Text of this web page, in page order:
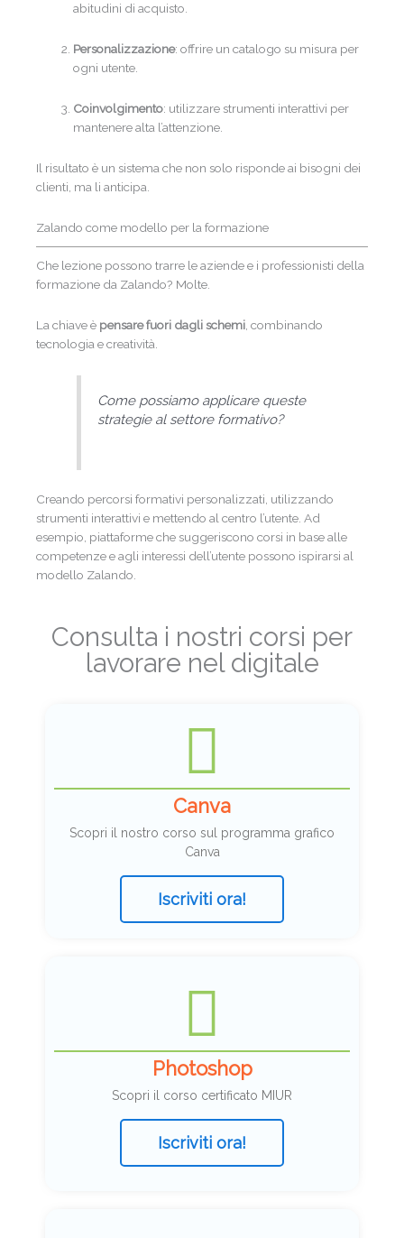
abitudini di acquisto.
Personalizzazione: offrire un catalogo su misura per
ogni utente.
Coinvolgimento: utilizzare strumenti interattivi per
mantenere alta l’attenzione.
Il risultato è un sistema che non solo risponde ai bisogni dei
clienti, ma li anticipa.
Zalando come modello per la formazione
Che lezione possono trarre le aziende e i professionisti della
formazione da Zalando? Molte.
La chiave è pensare fuori dagli schemi , combinando
tecnologia e creatività.
Come possiamo applicare queste
strategie al settore formativo?
Creando percorsi formativi personalizzati, utilizzando
strumenti interattivi e mettendo al centro l’utente. Ad
esempio, piattaforme che suggeriscono corsi in base alle
competenze e agli interessi dell’utente possono ispirarsi al
modello Zalando.
Consulta i nostri corsi per
lavorare nel digitale
Canva
Scopri il nostro corso sul programma grafico
Canva
Iscriviti ora!
Photoshop
Scopri il corso certificato MIUR
Iscriviti ora!